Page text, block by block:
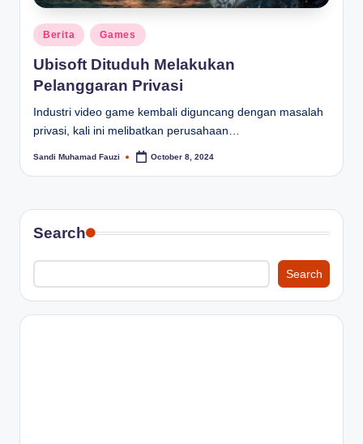
Posted
in
Berita Games
Ubisoft Dituduh Melakukan
Pelanggaran Privasi
Industri video game kembali diguncang dengan masalah
privasi, kali ini melibatkan perusahaan…
Posted
Sandi Muhamad Fauzi October 8, 2024
Search
Search